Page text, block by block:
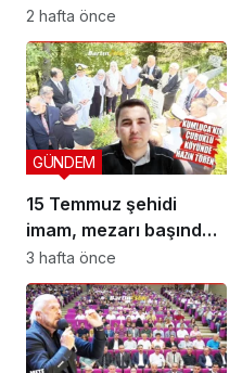
2 hafta önce
15 Temmuz şehidi
imam, mezarı başında
anıldı
GÜNDEM
3 hafta önce